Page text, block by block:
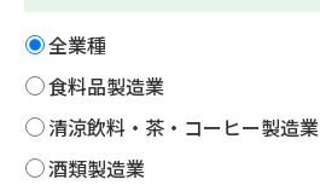
全業種
食料品製造業
清涼飲料・茶・コーヒー製造業
酒類製造業